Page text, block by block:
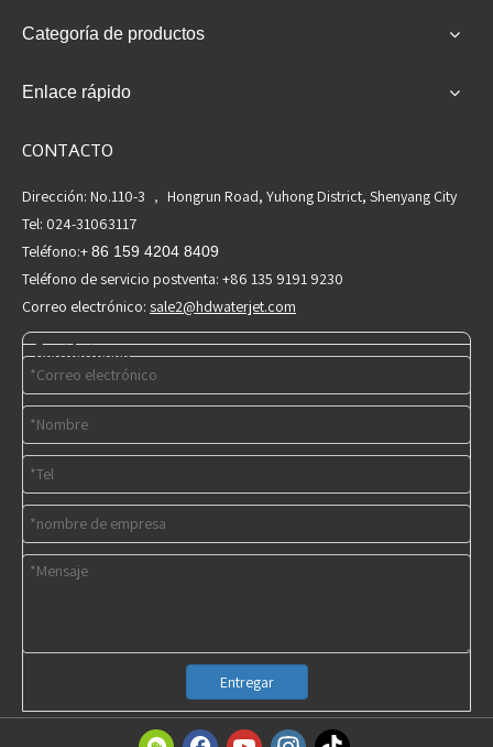
Categoría de productos
Enlace rápido
CONTACTO
Dirección: No.110-3 ， Hongrun Road, Yuhong District, Shenyang City
Tel: 024-31063117
Teléfono:+86 159 4204 8409
Teléfono de servicio postventa: +86 135 9191 9230
Correo electrónico: sale2@hdwaterjet.com
Contáctenos
Entregar